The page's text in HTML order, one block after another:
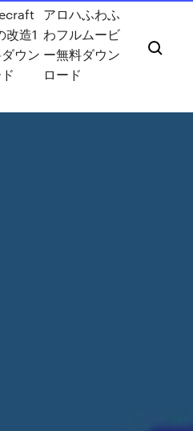
改造1
ウン
アロハふわふ
わフルムービ
ー無料ダウン
ロード